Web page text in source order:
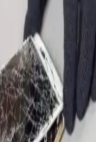
özellikleri ve sigorta
içerir. Güncel modeller,
sunar.
Güvenlik:
Sigorta Yönetimi
kaybı ve hasarlarına
hizmetleriyle online
veri ve cihaz